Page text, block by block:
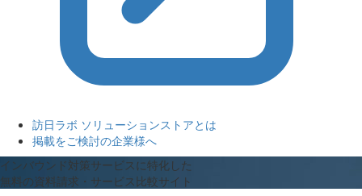
訪日ラボ ソリューションストアとは
掲載をご検討の企業様へ
インバウンド対策サービスに特化した
無料の資料請求・サービス比較サイト